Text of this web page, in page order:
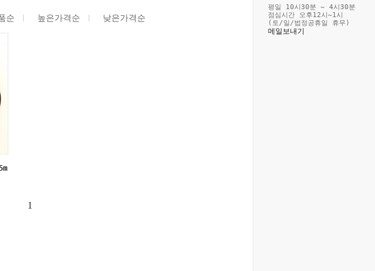
평일 10시30분 ~ 4시30분
점심시간 오후12시~1시
(토/일/법정공휴일 휴무)
메일보내기
순 높은가격순 낮은가격순
1